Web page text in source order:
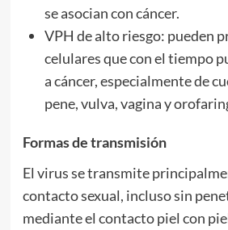
se asocian con cáncer.
VPH de alto riesgo: pueden
celulares que con el tiempo
a cáncer, especialmente de
pene, vulva, vagina y
Formas de transmisión
El virus se transmite
contacto sexual, incluso sin
mediante el contacto piel con